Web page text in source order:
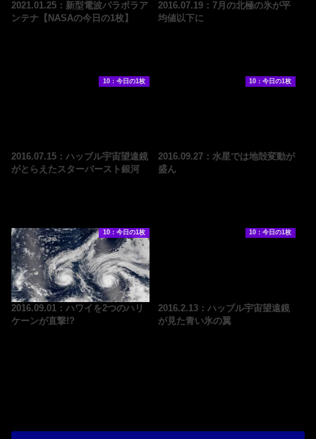
2021.01.25：新型電波パラボラア
ンテナ【NASAの今日の1枚】
2016.07.19：7月の北極の氷が平
均値以下に
10：今日の1枚
2016.07.15：ハッブル宇宙望遠鏡
がとらえたスターバースト銀河
10：今日の1枚
2016.09.27：水星では地殻変動が
盛ん
10：今日の1枚
2016.09.01：ハワイを2つのハリ
ケーンが直撃!?
10：今日の1枚
2016.2.13：ハッブル宇宙望遠鏡
が見た青い氷の翼